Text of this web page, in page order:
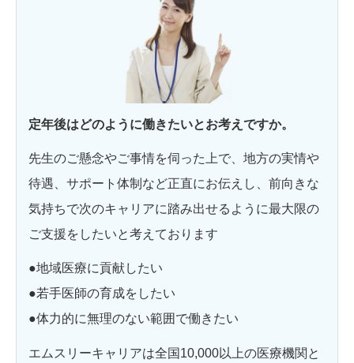
定年後はどのように働きたいとお考えですか。
先生のご懸念やご事情を伺った上で、地方の実情や
待遇、サポート体制など正直にお伝えし、前向きな
気持ちで次のキャリアに踏み出せるように最大限の
ご支援をしたいと考えております
●地域医療に貢献したい
●若手医師の育成をしたい
●体力的に無理のない範囲で働きたい
エムスリーキャリアは全国10,000以上の医療機関と